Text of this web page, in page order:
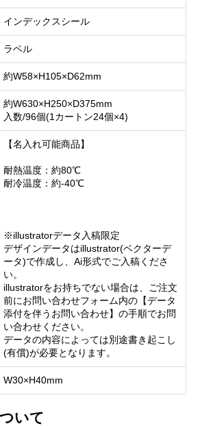
インデックスシール
ラベル
約W58×H105×D62mm
約W630×H250×D375mm
入数/96個(1カートン24個×4)
【名入れ可能商品】
耐熱温度：約80℃
耐冷温度：約-40℃
※illustratorデータ入稿限定
デザインデータはillustrator(ベクターデ
ータ)で作成し、Ai形式でご入稿くださ
い。
illustratorをお持ちでない場合は、ご注文
前にお問い合わせフォーム内の【データ
添付を伴うお問い合わせ】の手順でお問
い合わせください。
データの内容によっては別途書き起こし
(有償)が必要となります。
W30×H40mm
いて